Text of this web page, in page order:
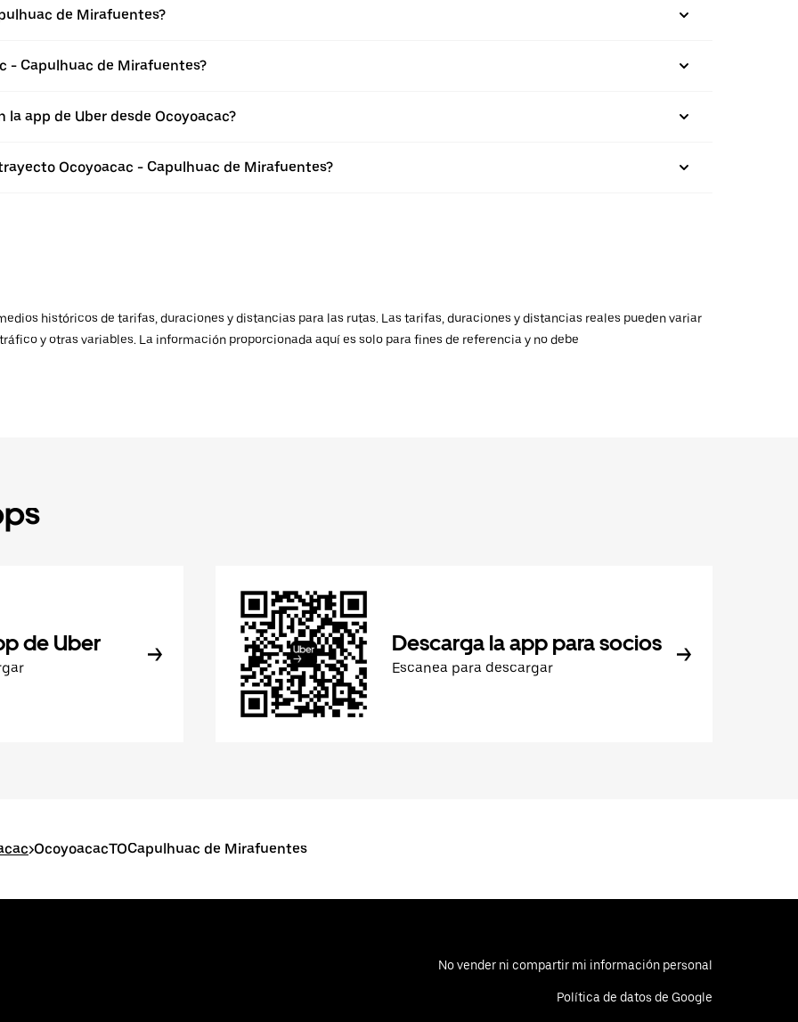
de Mirafuentes?
- Capulhuac de Mirafuentes?
app de Uber desde Ocoyoacac?
Ocoyoacac - Capulhuac de Mirafuentes?
históricos de tarifas, duraciones y distancias para las rutas. Las tarifas, duraciones y distancias reales pueden variar
y otras variables. La información proporcionada aquí es solo para fines de referencia y no debe
de Uber Descarga la app para socios
Escanea para descargar
>OcoyoacacTOCapulhuac de Mirafuentes
No vender ni compartir mi información personal
Política de datos de Google